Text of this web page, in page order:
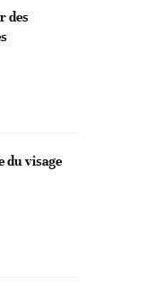
des
du visage